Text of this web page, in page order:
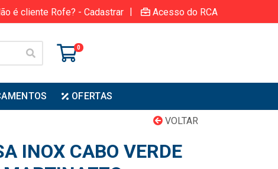
é cliente Rofe? - Cadastrar | Acesso do RCA
0
OFERTAS
VOLTAR
INOX CABO VERDE